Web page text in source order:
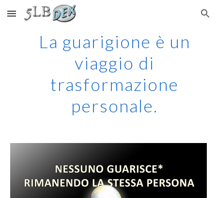
Skip to main content Skip to navigation
La guarigione è un
viaggio di
trasformazione
personale.